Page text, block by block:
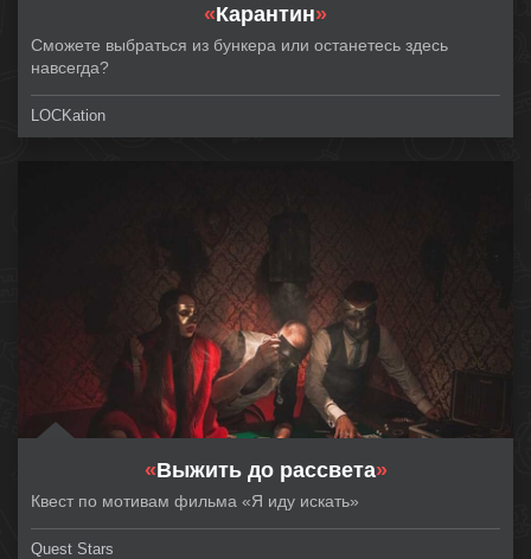
«Карантин»
Сможете выбраться из бункера или останетесь здесь
навсегда?
LOCKation
«Выжить до рассвета»
Квест по мотивам фильма «Я иду искать»
Quest Stars